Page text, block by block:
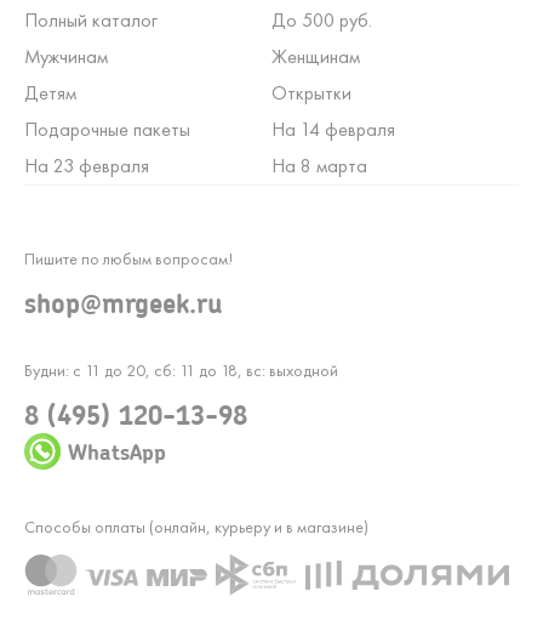
Полный каталог
До 500 руб.
Мужчинам
Женщинам
Детям
Открытки
Подарочные пакеты
На 14 февраля
На 23 февраля
На 8 марта
Будни: с 11 до 20, сб: 11 до 18, вс: выходной
8 (495) 120-13-98
WhatsApp
Пишите по любым вопросам!
shop@mrgeek.ru
Способы оплаты (онлайн, курьеру и в магазине)